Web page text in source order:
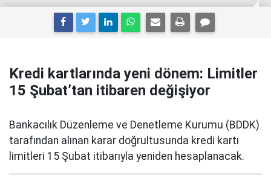
Kredi kartlarında yeni dönem: Limitler
15 Şubat’tan itibaren değişiyor
Bankacılık Düzenleme ve Denetleme Kurumu (BDDK)
tarafından alınan karar doğrultusunda kredi kartı
limitleri 15 Şubat itibarıyla yeniden hesaplanacak.